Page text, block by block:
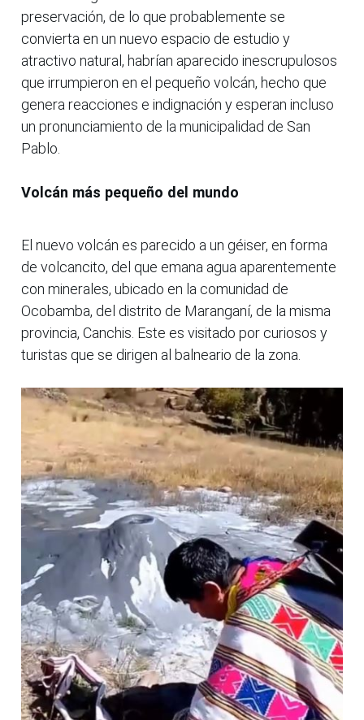
preservación, de lo que probablemente se
convierta en un nuevo espacio de estudio y
atractivo natural, habrían aparecido inescrupulosos
que irrumpieron en el pequeño volcán, hecho que
genera reacciones e indignación y esperan incluso
un pronunciamiento de la municipalidad de San
Pablo.
Volcán más pequeño del mundo
El nuevo volcán es parecido a un géiser, en forma
de volcancito, del que emana agua aparentemente
con minerales, ubicado en la comunidad de
Ocobamba, del distrito de Maranganí, de la misma
provincia, Canchis. Este es visitado por curiosos y
turistas que se dirigen al balneario de la zona.